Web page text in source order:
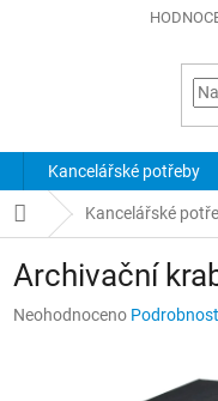
Kancelářské potřeby
Domů Kancelářské
Archivační
Průměrné
Neohodnoceno